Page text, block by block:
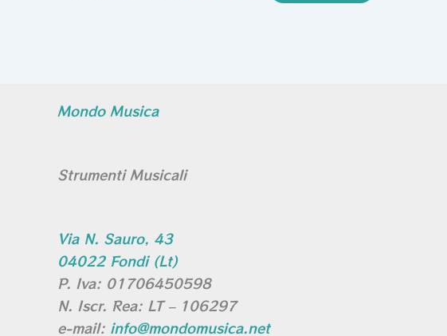
Mondo Musica
Strumenti Musicali
Via N. Sauro, 43
04022 Fondi (Lt)
P. Iva: 01706450598
N. Iscr. Rea: LT – 106297
e-mail: info@mondomusica.net